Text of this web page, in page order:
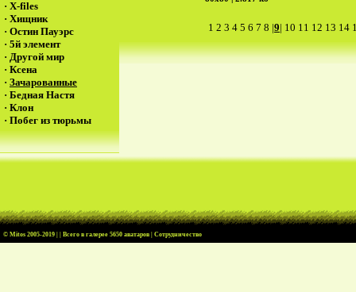
· X-files
· Хищник
· Остин Пауэрс
· 5й элемент
· Другой мир
· Ксена
· Зачарованные
· Бедная Настя
· Клон
· Побег из тюрьмы
1 2 3 4 5 6 7 8 |9| 10 11 12 13 14
© Mitos 2005-2019 | | Всего в галерее 5650 аватаров | Cотрудничество